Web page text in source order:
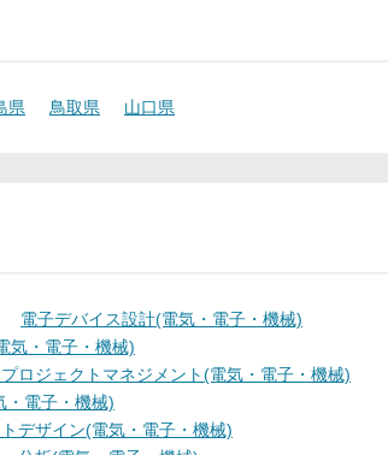
県 鳥取県 山口県
電子デバイス設計(電気・電子・機械)
気・電子・機械)
ロジェクトマネジメント(電気・電子・機械)
・電子・機械)
デザイン(電気・電子・機械)